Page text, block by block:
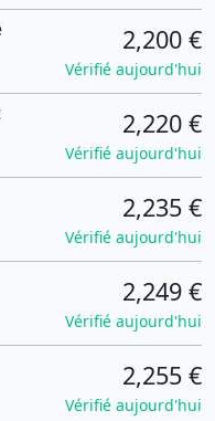
2,200 €
Vérifié aujourd'hui
2,220 €
Vérifié aujourd'hui
2,235 €
Vérifié aujourd'hui
2,249 €
Vérifié aujourd'hui
2,255 €
Vérifié aujourd'hui